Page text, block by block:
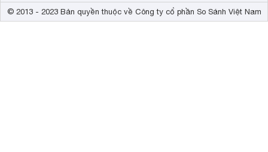
© 2013 - 2023 Bản quyền thuộc về Công ty cổ phần So Sánh Việt Nam